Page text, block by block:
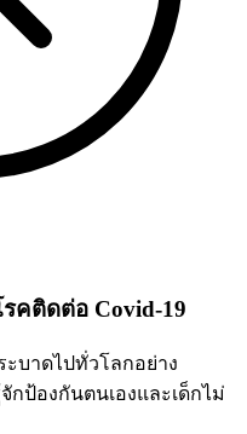
คติดต่อ Covid-19
ะบาดไปทั่วโลกอย่าง
กป้องกันตนเองและเด็กไม่